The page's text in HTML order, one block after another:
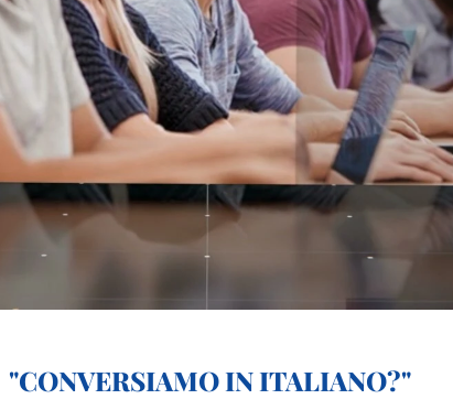
"CONVERSIAMO IN ITALIANO?"